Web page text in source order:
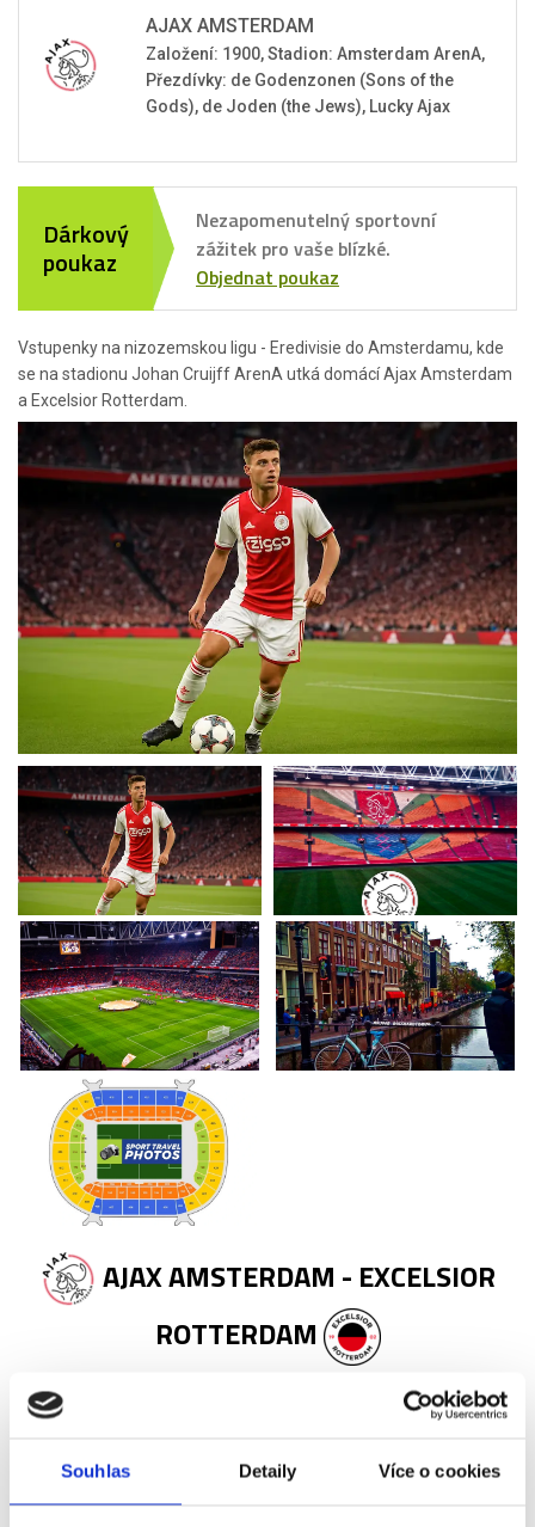
Souhlas Detaily Více o cookies
Vstupenky na nizozemskou ligu - Eredivisie do Amsterdamu, kde
se na stadionu Johan Cruijff ArenA utká domácí Ajax Amsterdam
a Excelsior Rotterdam.
AJAX AMSTERDAM - EXCELSIOR
ROTTERDAM
Příplatky za vstupenky vyšší kategorie
Název Příplatek
AJAX AMSTERDAM
Založení: 1900, Stadion: Amsterdam ArenA,
Přezdívky: de Godenzonen (Sons of the
Gods), de Joden (the Jews), Lucky Ajax
Dárkový
poukaz
Nezapomenutelný sportovní
zážitek pro vaše blízké.
Objednat poukaz